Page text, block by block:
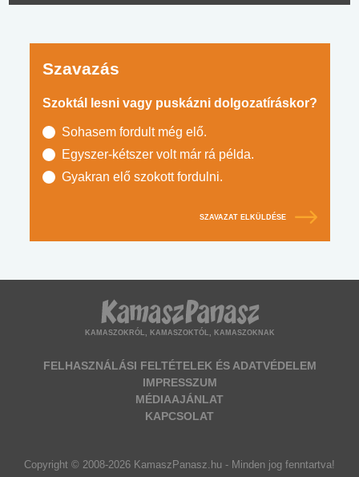
Szavazás
Szoktál lesni vagy puskázni dolgozatíráskor?
Sohasem fordult még elő.
Egyszer-kétszer volt már rá példa.
Gyakran elő szokott fordulni.
SZAVAZAT ELKÜLDÉSE
KAMASZOKRÓL, KAMASZOKTÓL, KAMASZOKNAK
FELHASZNÁLÁSI FELTÉTELEK ÉS ADATVÉDELEM
IMPRESSZUM
MÉDIAAJÁNLAT
KAPCSOLAT
Copyright © 2008-2026 KamaszPanasz.hu - Minden jog fenntartva!